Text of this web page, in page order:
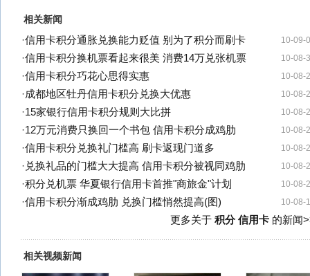
相关新闻
10-09-
·信用卡积分通胀兑换能力贬值 别为了积分而刷卡
10-08-
·信用卡积分换机票看起来很美 消费14万兑张机票
10-08-
·信用卡积分巧花心思得实惠
10-08-
·成都地区牡丹信用卡积分兑换大优惠
10-08-
·15家银行信用卡积分规则大比拼
10-08-
·12万元消费只换回一个书包 信用卡积分成鸡肋
10-08-
·信用卡积分兑换礼门槛高 刷卡返现门道多
10-08-
· 兑换礼品的门槛大大提高 信用卡积分被视同鸡肋
10-08-
·积分兑机票 华夏银行信用卡首推"商旅金"计划
10-08-
·信用卡积分渐成鸡肋 兑换门槛悄然提高(图)
更多关于 积分 信用卡的新闻
相关视频新闻